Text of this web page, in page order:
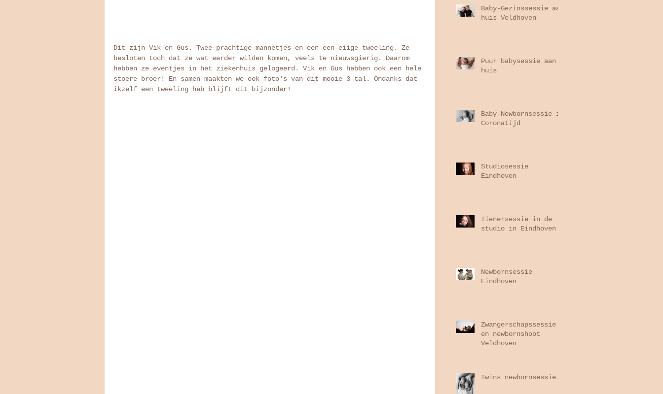
Dit zijn Vik en Gus. Twee prachtige mannetjes en een een-eiige tweeling. Ze
besloten toch dat ze wat eerder wilden komen, veels te nieuwsgierig. Daarom
hebben ze eventjes in het ziekenhuis gelogeerd. Vik en Gus hebben ook een hele
stoere broer! En samen maakten we ook foto's van dit mooie 3-tal. Ondanks dat
ikzelf een tweeling heb blijft dit bijzonder!
Baby-Gezinssessie aan
huis Veldhoven
Puur babysessie aan
huis
Baby-Newbornsessie in
Coronatijd
Studiosessie
Eindhoven
Tienersessie in de
studio in Eindhoven
Newbornsessie
Eindhoven
Zwangerschapssessie
en newbornshoot
Veldhoven
Twins newbornsessie